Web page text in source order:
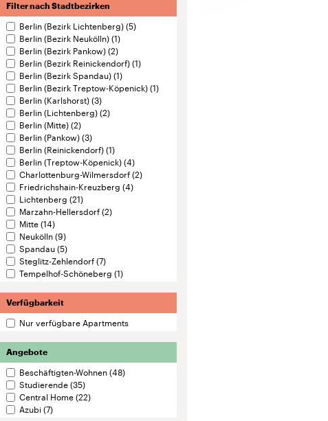
Filter nach Stadtbezirken
Berlin (Bezirk Lichtenberg)(5)
Berlin (Bezirk Neukölln)(1)
Berlin (Bezirk Pankow)(2)
Berlin (Bezirk Reinickendorf)(1)
Berlin (Bezirk Spandau)(1)
Berlin (Bezirk Treptow-Köpenick)(1)
Berlin (Karlshorst)(3)
Berlin (Lichtenberg)(2)
Berlin (Mitte)(2)
Berlin (Pankow)(3)
Berlin (Reinickendorf)(1)
Berlin (Treptow-Köpenick)(4)
Charlottenburg-Wilmersdorf(2)
Friedrichshain-Kreuzberg (4)
Lichtenberg (21)
Marzahn-Hellersdorf(2)
Mitte(14)
Neukölln(9)
Spandau(5)
Steglitz-Zehlendorf(7)
Tempelhof-Schöneberg (1)
Verfügbarkeit
Nur verfügbare Apartments
Angebote
Beschäftigten-Wohnen(48)
Studierende(35)
Central Home(22)
Azubi(7)